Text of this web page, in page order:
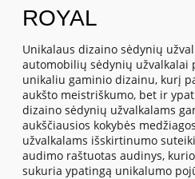
ROYAL
Unikalaus dizaino sėdynių
automobilių sėdynių užvalkalai
unikaliu gaminio dizainu, kurį
aukšto meistriškumo, bet ir
dizaino sėdynių užvalkalams
aukščiausios kokybės
užvalkalams išskirtinumo
audimo raštuotas audinys,
sukuria ypatingą unikalumo